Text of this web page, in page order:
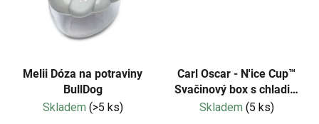
Melii Dóza na potraviny
BullDog
Skladem (>5 ks)
Carl Oscar - N'ice Cup™
Svačinový box s chladicí
vložkou - limetková
Skladem (5 ks)